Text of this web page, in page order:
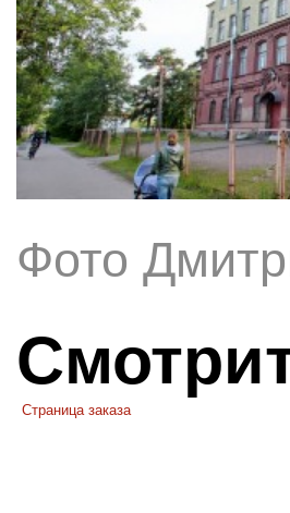
Фото
Страница заказа